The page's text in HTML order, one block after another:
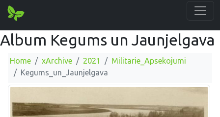
Album Kegums un Jaunjelgava
Home xArchive 2021
Militarie_Apsekojumi
Kegums_un_Jaunjelgava